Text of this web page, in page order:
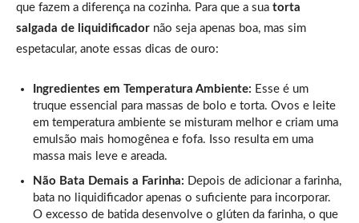
que fazem a diferença na cozinha. Para que a sua torta
salgada de liquidificador não seja apenas boa, mas sim
espetacular, anote essas dicas de ouro:
Ingredientes em Temperatura Ambiente: Esse é um
truque essencial para massas de bolo e torta. Ovos e leite
em temperatura ambiente se misturam melhor e criam uma
emulsão mais homogênea e fofa. Isso resulta em uma
massa mais leve e areada.
Não Bata Demais a Farinha: Depois de adicionar a farinha,
bata no liquidificador apenas o suficiente para incorporar.
O excesso de batida desenvolve o glúten da farinha, o que